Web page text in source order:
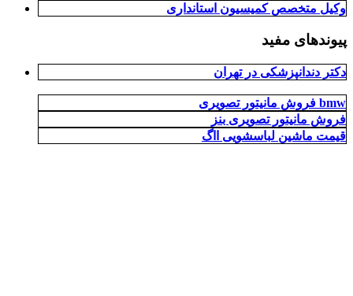
وکیل متخصص کمیسیون استانداری
پیوندهای مفید
دکتر دندانپزشکی در تهران
فروش مانیتور تصویری bmw
فروش مانیتور تصویری بنز
قیمت ماشین لباسشویی ااگ